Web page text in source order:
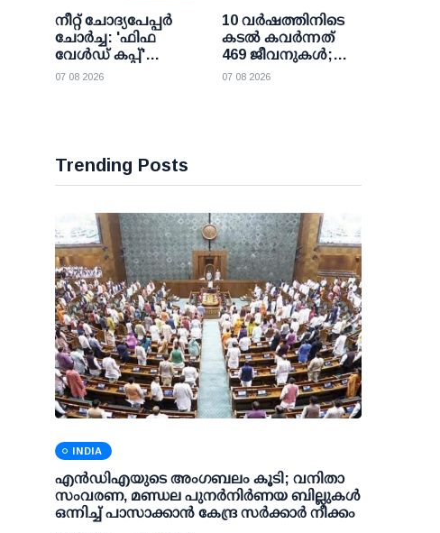
നീറ്റ് ചോദ്യപേപ്പര്‍
ചോര്‍ച്ച: 'ഫിഫ
വേള്‍ഡ് കപ്പ്'
വാട്സാപ്പ് ഗ്രൂപ്പ്
സി.ബി.ഐ
07 08 2026
10 വര്‍ഷത്തിനിടെ
കടല്‍ കവര്‍ന്നത്
469 ജീവനുകള്‍;
47000 ത്തിലധികം
07 08 2026
Trending Posts
INDIA
എന്‍ഡിഎയുടെ അംഗബലം കൂടി; വനിതാ
സംവരണ, മണ്ഡല പുനര്‍നിര്‍ണയ ബില്ലുകള്‍
ഒന്നിച്ച് പാസാക്കാന്‍ കേന്ദ്ര സര്‍ക്കാര്‍ നീക്കം